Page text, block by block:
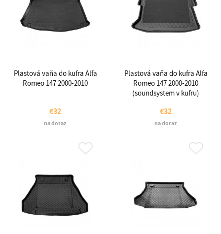
Plastová vaňa do kufra Alfa
Romeo 147 2000-2010
€32
na dotaz
Plastová vaňa do kufra Alfa
Romeo 147 2000-2010
(soundsystem v kufru)
€32
na dotaz